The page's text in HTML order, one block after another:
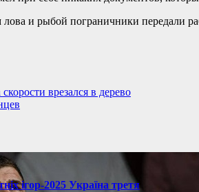
лова и рыбой пограничники
врезался в дерево
ігор-2025 Україна третя